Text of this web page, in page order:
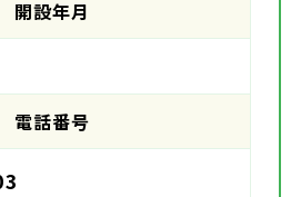
開設年月
電話番号